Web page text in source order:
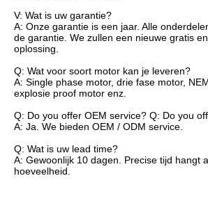
V: Wat is uw garantie?
A: Onze garantie is een jaar. Alle
de garantie. We zullen een nieuwe gratis
oplossing.
Q: Wat voor soort motor kan je leveren?
A: Single phase motor, drie fase motor,
explosie proof motor enz.
Q: Do you offer OEM service? Q: Do you
A: Ja. We bieden OEM / ODM service.
Q: Wat is uw lead time?
A: Gewoonlijk 10 dagen. Precise tijd hangt
hoeveelheid.